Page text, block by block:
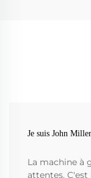
Je suis John
La machine à
attentes.